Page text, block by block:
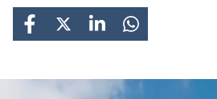
FACEBOOK
X LINKEDINWHATSAPP